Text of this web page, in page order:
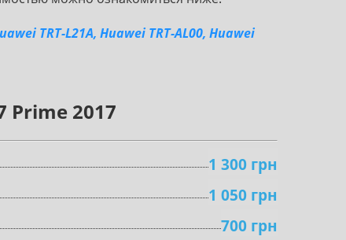
TRT-L21A, Huawei TRT-AL00, Huawei
Prime 2017
1 300 грн
1 050 грн
700 грн